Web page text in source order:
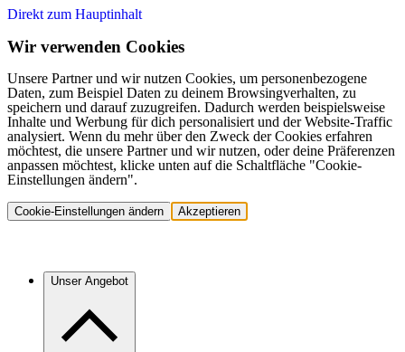
Direkt zum Hauptinhalt
Wir verwenden Cookies
Unsere Partner und wir nutzen Cookies, um personenbezogene
Daten, zum Beispiel Daten zu deinem Browsingverhalten, zu
speichern und darauf zuzugreifen. Dadurch werden beispielsweise
Inhalte und Werbung für dich personalisiert und der Website-Traffic
analysiert. Wenn du mehr über den Zweck der Cookies erfahren
möchtest, die unsere Partner und wir nutzen, oder deine Präferenzen
anpassen möchtest, klicke unten auf die Schaltfläche "Cookie-
Einstellungen ändern".
Cookie-Einstellungen ändern Akzeptieren
Unser Angebot